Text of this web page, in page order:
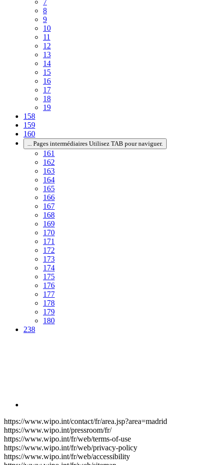
8
9
10
11
12
13
14
15
16
17
18
19
158
159
160
Pages intermédiaires Utilisez TAB pour naviguer.
161
162
163
164
165
166
167
168
169
170
171
172
173
174
175
176
177
178
179
180
238
https://www.wipo.int/contact/fr/area.jsp?area=madrid
https://www.wipo.int/pressroom/fr/
https://www.wipo.int/fr/web/terms-of-use
https://www.wipo.int/fr/web/privacy-policy
https://www.wipo.int/fr/web/accessibility